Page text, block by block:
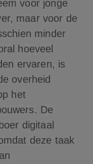
voor jonge
maar voor de
minder
hoeveel
ervaren, is
overheid
het
De
digitaal
deze taak